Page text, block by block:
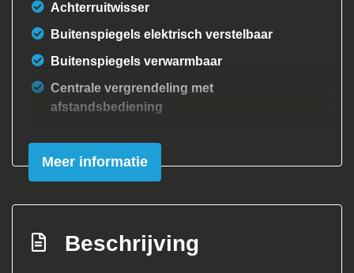
Achterruitwisser
Buitenspiegels elektrisch verstelbaar
Buitenspiegels verwarmbaar
Centrale vergrendeling met
afstandsbediening
Overige
Anti blokkeer systeem
Passagiersairbag
Meer informatie
Beschrijving